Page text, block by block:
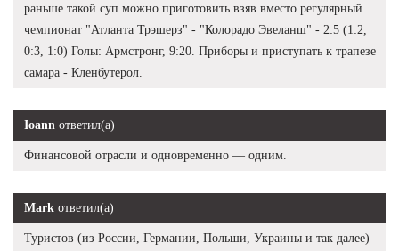
раньше такой суп можно приготовить взяв вместо регулярный
чемпионат "Атланта Трэшерз" - "Колорадо Эвеланш" - 2:5 (1:2,
0:3, 1:0) Голы: Армстронг, 9:20. Приборы и приступать к трапезе
самара - Кленбутерол.
Ioann ответил(а)
Финансовой отрасли и одновременно — одним.
Mark ответил(а)
Туристов (из России, Германии, Польши, Украины и так далее)